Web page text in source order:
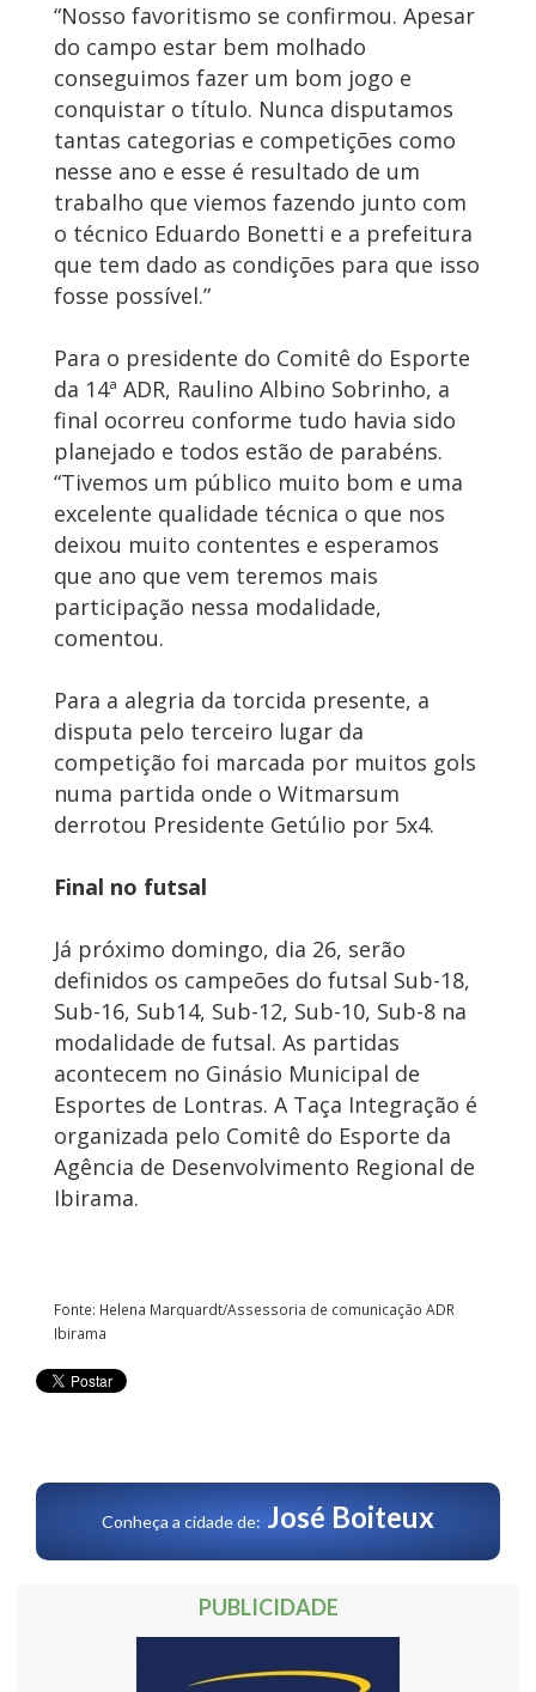
“Nosso favoritismo se confirmou. Apesar
do campo estar bem molhado
conseguimos fazer um bom jogo e
conquistar o título. Nunca disputamos
tantas categorias e competições como
nesse ano e esse é resultado de um
trabalho que viemos fazendo junto com
o técnico Eduardo Bonetti e a prefeitura
que tem dado as condições para que isso
fosse possível.”
Para o presidente do Comitê do Esporte
da 14ª ADR, Raulino Albino Sobrinho, a
final ocorreu conforme tudo havia sido
planejado e todos estão de parabéns.
“Tivemos um público muito bom e uma
excelente qualidade técnica o que nos
deixou muito contentes e esperamos
que ano que vem teremos mais
participação nessa modalidade,
comentou.
Para a alegria da torcida presente, a
disputa pelo terceiro lugar da
competição foi marcada por muitos gols
numa partida onde o Witmarsum
derrotou Presidente Getúlio por 5x4.
Final no futsal
Já próximo domingo, dia 26, serão
definidos os campeões do futsal Sub-18,
Sub-16, Sub14, Sub-12, Sub-10, Sub-8 na
modalidade de futsal. As partidas
acontecem no Ginásio Municipal de
Esportes de Lontras. A Taça Integração é
organizada pelo Comitê do Esporte da
Agência de Desenvolvimento Regional de
Ibirama.
Fonte: Helena Marquardt/Assessoria de comunicação ADR
Ibirama
Conheça a cidade de: José Boiteux
PUBLICIDADE